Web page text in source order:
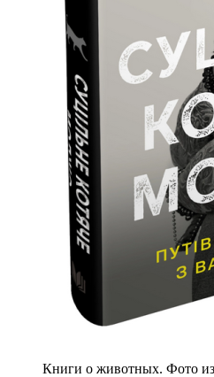
Книги о животных. Фото из